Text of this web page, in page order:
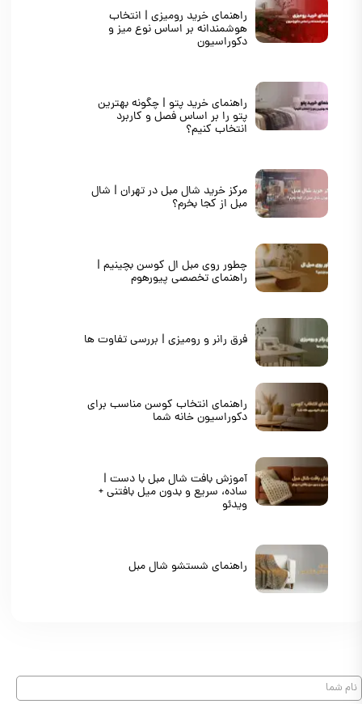
راهنمای خرید رومیزی | انتخاب
هوشمندانه بر اساس نوع میز و
دکوراسیون
راهنمای خرید پتو | چگونه بهترین
پتو را بر اساس فصل و کاربرد
انتخاب کنیم؟
مرکز خرید شال مبل در تهران | شال
مبل از کجا بخرم؟
چطور روی مبل ال کوسن بچینیم |
راهنمای تخصصی پیورهوم
فرق رانر و رومیزی | بررسی تفاوت ها
راهنمای انتخاب کوسن مناسب برای
دکوراسیون خانه شما
آموزش بافت شال مبل با دست |
ساده، سریع و بدون میل بافتنی +
ویدئو
راهنمای شستشو شال مبل